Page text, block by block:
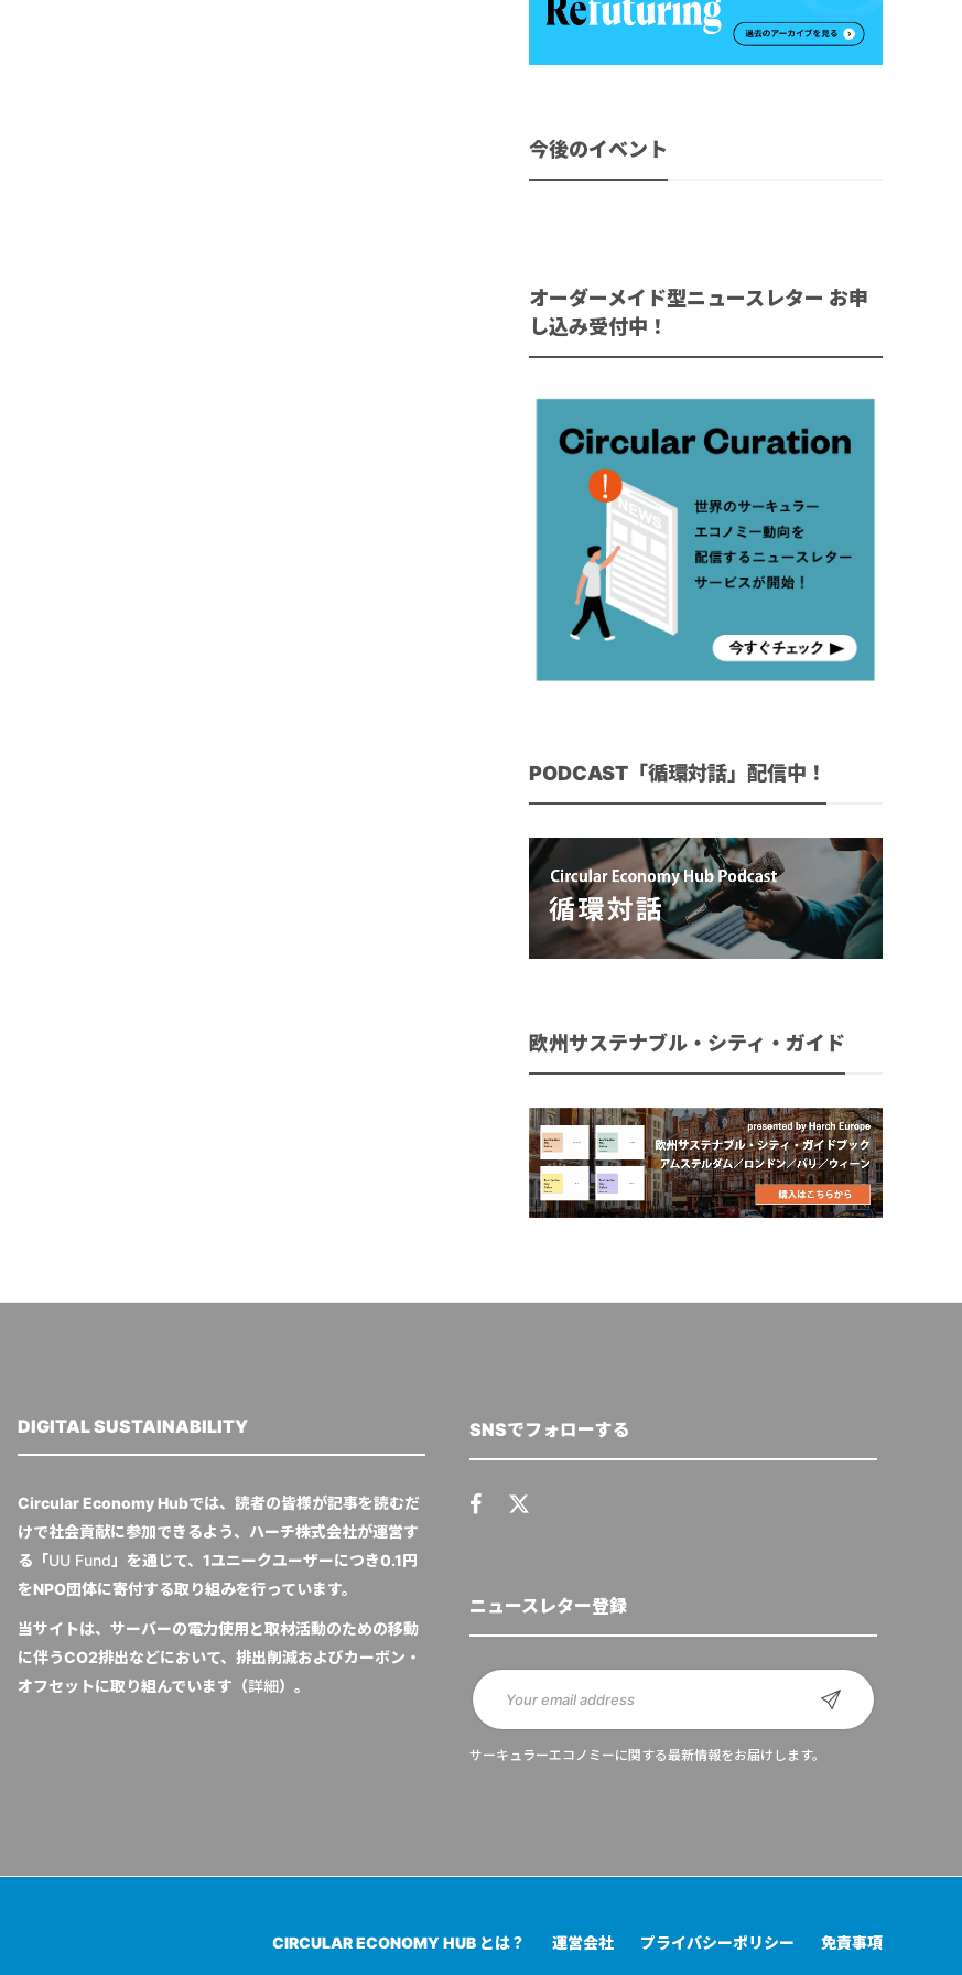
今後のイベント
オーダーメイド型ニュースレター お申
し込み受付中！
PODCAST「循環対話」配信中！
欧州サステナブル・シティ・ガイド
DIGITAL SUSTAINABILITY
Circular Economy Hubでは、読者の皆様が記事を読むだ
けで社会貢献に参加できるよう、ハーチ株式会社が運営す
る「UU Fund」を通じて、1ユニークユーザーにつき0.1円
をNPO団体に寄付する取り組みを行っています。
当サイトは、サーバーの電力使用と取材活動のための移動
に伴うCO2排出などにおいて、排出削減およびカーボン・
オフセットに取り組んでいます（詳細）。
SNSでフォローする
ニュースレター登録
サーキュラーエコノミーに関する最新情報をお届けします。
CIRCULAR ECONOMY HUB とは？ 運営会社 プライバシーポリシー 免責事項